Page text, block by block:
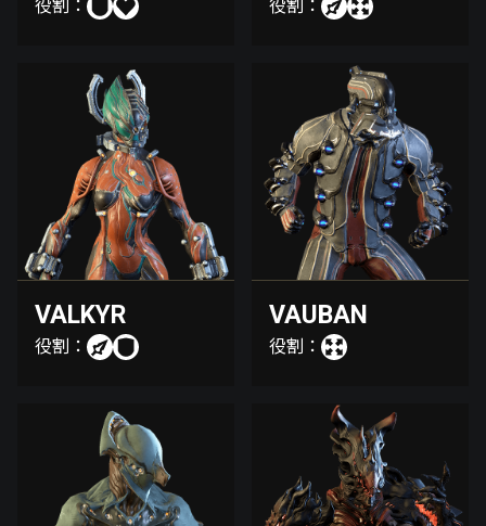
役割： 役割：
VALKYR
役割：
VAUBAN
役割：